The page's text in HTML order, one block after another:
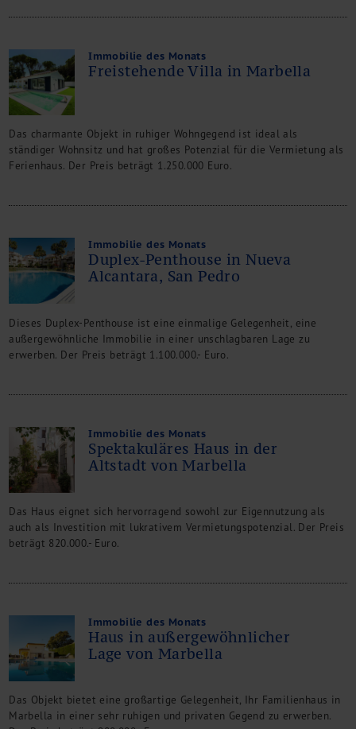
Immobilie des Monats
Freistehende Villa in Marbella
Das charmante Objekt in ruhiger Wohngegend ist ideal als
ständiger Wohnsitz und hat großes Potenzial für die Vermietung als
Ferienhaus. Der Preis beträgt 1.250.000 Euro.
Immobilie des Monats
Duplex-Penthouse in Nueva
Alcantara, San Pedro
Dieses Duplex-Penthouse ist eine einmalige Gelegenheit, eine
außergewöhnliche Immobilie in einer unschlagbaren Lage zu
erwerben. Der Preis beträgt 1.100.000.- Euro.
Immobilie des Monats
Spektakuläres Haus in der
Altstadt von Marbella
Das Haus eignet sich hervorragend sowohl zur Eigennutzung als
auch als Investition mit lukrativem Vermietungspotenzial. Der Preis
beträgt 820.000.- Euro.
Immobilie des Monats
Haus in außergewöhnlicher
Lage von Marbella
Das Objekt bietet eine großartige Gelegenheit, Ihr Familienhaus in
Marbella in einer sehr ruhigen und privaten Gegend zu erwerben.